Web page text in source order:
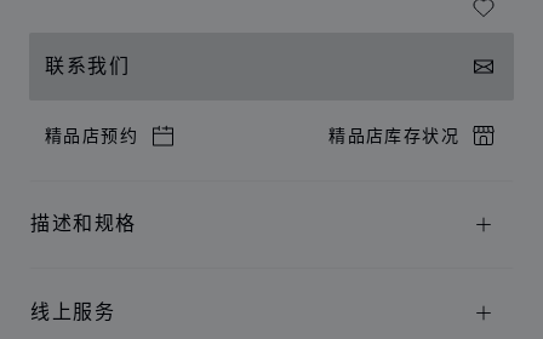
联系我们
精品店预约 精品店库存状况
描述和规格
线上服务